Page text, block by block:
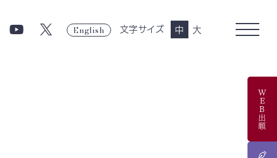
English 文字サイズ 中 大
WEB出願